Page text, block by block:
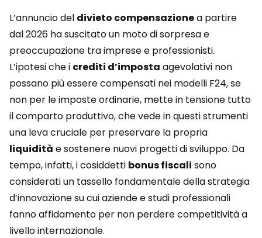
L’annuncio del divieto compensazionea partire
dal 2026 ha suscitato un moto di sorpresa e
preoccupazione tra imprese e professionisti.
L’ipotesi che i crediti d’imposta agevolativi non
possano più essere compensati nei modelli F24, se
non per le imposte ordinarie, mette in tensione tutto
il comparto produttivo, che vede in questi strumenti
una leva cruciale per preservare la propria
liquidità e sostenere nuovi progetti di sviluppo. Da
tempo, infatti, i cosiddetti bonus fiscali sono
considerati un tassello fondamentale della strategia
d’innovazione su cui aziende e studi professionali
fanno affidamento per non perdere competitività a
livello internazionale.